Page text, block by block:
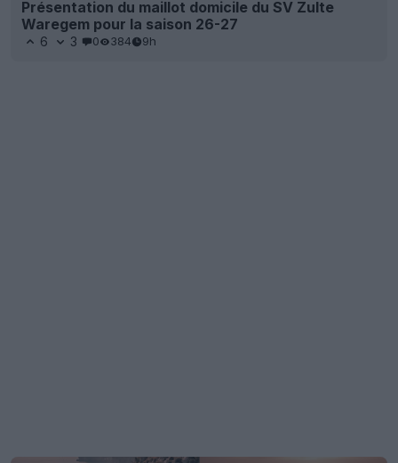
Présentation du maillot domicile du SV Zulte
Waregem pour la saison 26-27
6 3 0 384 9h